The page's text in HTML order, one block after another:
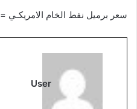
سعر برميل نفط الخام الامريكـي = 42,66 دولار
User